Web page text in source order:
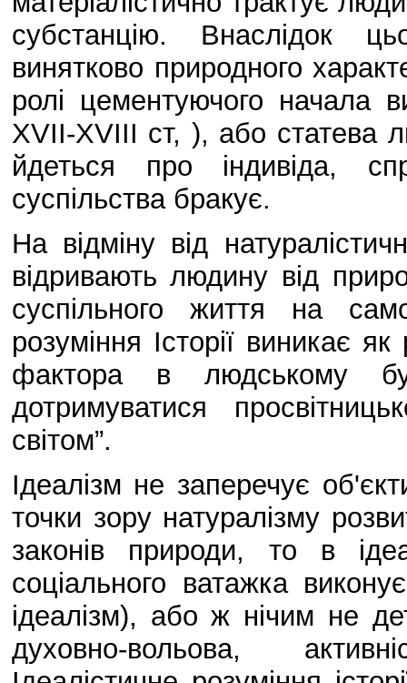
субстанцію. Внаслідок
винятково природного
ролі цементуючого начала
XVII-XVIII ст, ), або статева
йдеться про індивіда,
суспільства бракує.
На відміну від
відривають людину від
суспільного життя на
розуміння Історії виникає
фактора в людському
дотримуватися
світом”.
Ідеалізм не заперечує
точки зору натуралізму
законів природи, то в
соціального ватажка
ідеалізм), або ж нічим не
духовно-вольова,